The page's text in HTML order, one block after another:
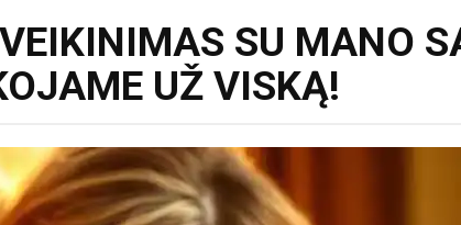
SU MANO
UŽ VISKĄ!